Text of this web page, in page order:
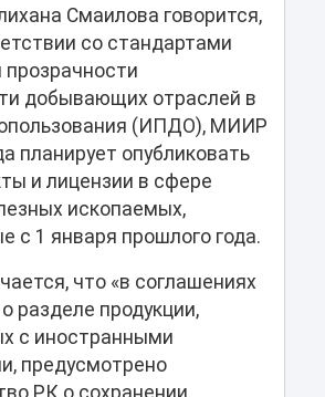
Смаилова говорится,
со стандартами
добывающих отраслей в
(ИПДО), МИИР
планирует опубликовать
и лицензии в сфере
ископаемых,
с 1 января прошлого года.
что «в соглашениях
разделе продукции,
с иностранными
предусмотрено
РК о сохранении